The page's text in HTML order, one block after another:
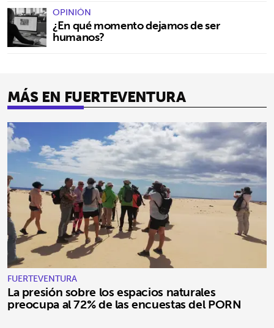
OPINIÓN
¿En qué momento dejamos de ser
humanos?
MÁS EN FUERTEVENTURA
FUERTEVENTURA
La presión sobre los espacios naturales
preocupa al 72% de las encuestas del PORN